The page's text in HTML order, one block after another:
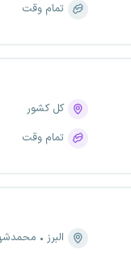
تمام وقت
کل کشور
تمام وقت
البرز